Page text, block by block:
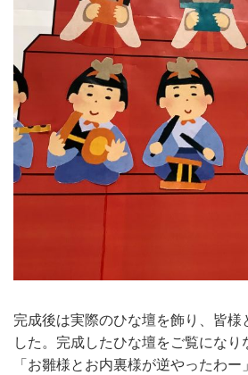
完成後は実際のひな壇を飾り、皆様
した。完成したひな壇をご覧になり
「お雛様とお内裏様が逆やったわー」